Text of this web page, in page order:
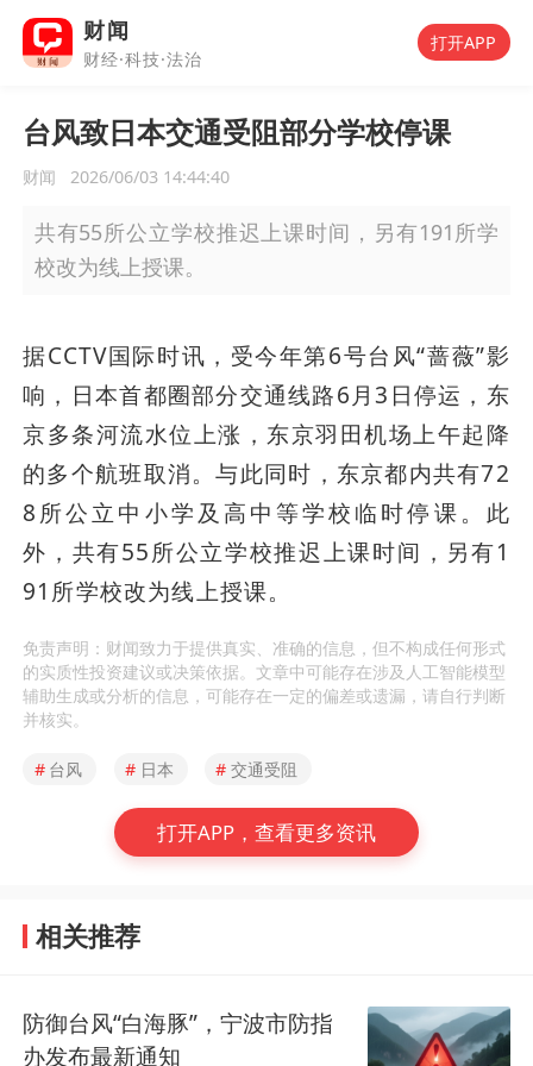
财闻
财经·科技·法治
打开APP
台风致日本交通受阻部分学校停课
财闻 2026/06/03 14:44:40
共有55所公立学校推迟上课时间，另有191所学
校改为线上授课。
据CCTV国际时讯，受今年第6号台风“蔷薇”影
响，日本首都圈部分交通线路6月3日停运，东
京多条河流水位上涨，东京羽田机场上午起降
的多个航班取消。与此同时，东京都内共有72
8所公立中小学及高中等学校临时停课。此
外，共有55所公立学校推迟上课时间，另有1
91所学校改为线上授课。
免责声明：财闻致力于提供真实、准确的信息，但不构成任何形式
的实质性投资建议或决策依据。文章中可能存在涉及人工智能模型
辅助生成或分析的信息，可能存在一定的偏差或遗漏，请自行判断
并核实。
# 台风 # 日本 # 交通受阻
打开APP，查看更多资讯
相关推荐
防御台风“白海豚”，宁波市防指
办发布最新通知